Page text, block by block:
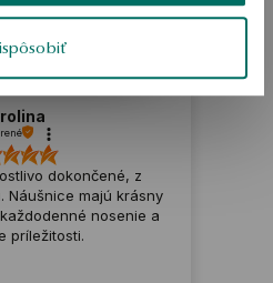
dokončené, z
Náušnice majú krásny
nosenie a
príležitosti.